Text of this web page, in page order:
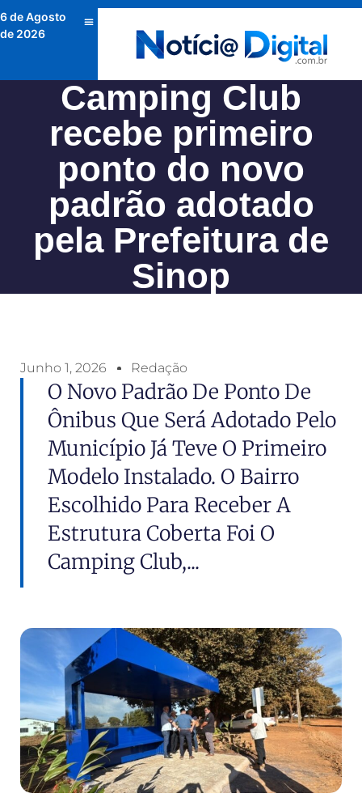
6 de Agosto
de 2026
Camping Club
recebe primeiro
ponto do novo
padrão adotado
pela Prefeitura de
Sinop
Junho 1, 2026 Redação
O Novo Padrão De Ponto De
Ônibus Que Será Adotado Pelo
Município Já Teve O Primeiro
Modelo Instalado. O Bairro
Escolhido Para Receber A
Estrutura Coberta Foi O
Camping Club,...